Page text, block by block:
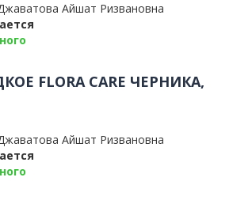
Айшат Ризвановна
FLORA CARE ЧЕРНИКА,
Айшат Ризвановна